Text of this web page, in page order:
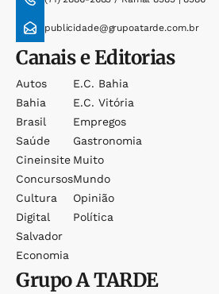
publicidade@grupoatarde.com.br
Canais e Editorias
Autos
Bahia
Brasil
Saúde
Cineinsite
Concursos
Cultura
Digital
Salvador
Economia
E.c. Bahia
E.c. Vitória
Empregos
Gastronomia
Muito
Mundo
Opinião
Política
GrupoA TARDE